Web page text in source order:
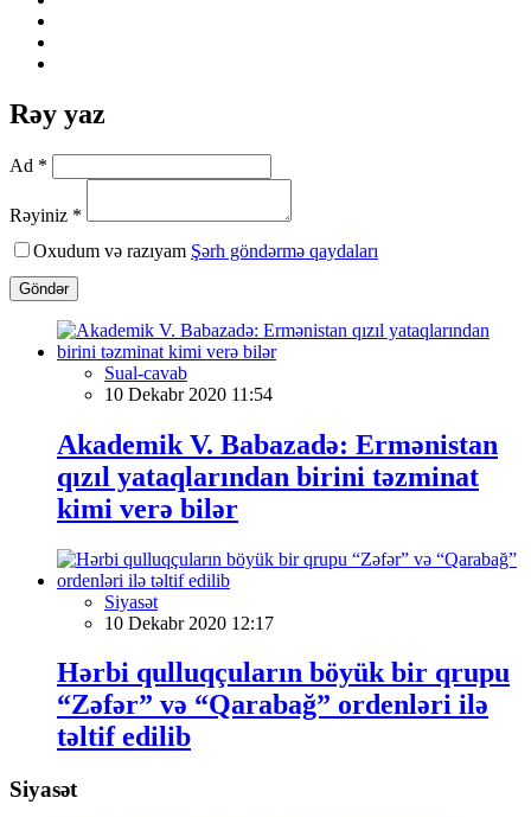
Rəy yaz
Ad *
Rəyiniz *
Oxudum və razıyam Şərh göndərmə qaydaları
Göndər
Sual-cavab
10 Dekabr 2020 11:54
Akademik V. Babazadə: Ermənistan
qızıl yataqlarından birini təzminat
kimi verə bilər
Siyasət
10 Dekabr 2020 12:17
Hərbi qulluqçuların böyük bir qrupu
“Zəfər” və “Qarabağ” ordenləri ilə
təltif edilib
Siyasət